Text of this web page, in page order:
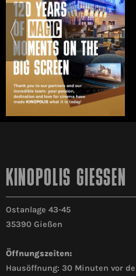
KINOPOLIS GIESSEN
Ostanlage 43-45
35390 Gießen
Öffnungszeiten:
Hausöffnung: 30 Minuten vor